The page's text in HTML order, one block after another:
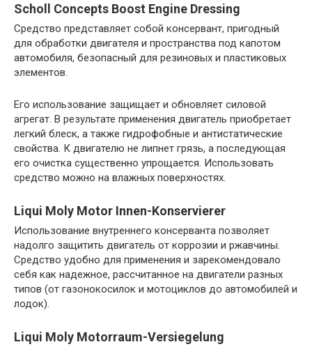
Scholl Concepts Boost Engine Dressing
Средство представляет собой консервант, пригодный
для обработки двигателя и пространства под капотом
автомобиля, безопасный для резиновых и пластиковых
элементов.
Его использование защищает и обновляет силовой
агрегат. В результате применения двигатель приобретает
легкий блеск, а также гидрофобные и антистатические
свойства. К двигателю не липнет грязь, а последующая
его очистка существенно упрощается. Использовать
средство можно на влажных поверхностях.
Liqui Moly Motor Innen-Konservierer
Использование внутреннего консерванта позволяет
надолго защитить двигатель от коррозии и ржавчины.
Средство удобно для применения и зарекомендовало
себя как надежное, рассчитанное на двигатели разных
типов (от газонокосилок и мотоциклов до автомобилей и
лодок).
Liqui Moly Motorraum-Versiegelung